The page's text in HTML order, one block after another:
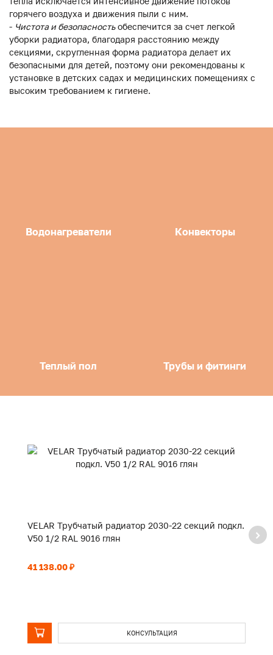
горячего воздуха и движения пыли с ним.
- Чистота и безопасностьобеспечится за счет легкой
уборки радиатора, благодаря расстоянию между
секциями, скругленная форма радиатора делает их
безопасными для детей, поэтому они рекомендованы к
установке в детских садах и медицинских помещениях с
высоким требованием к гигиене.
Водонагреватели Конвекторы
Теплый пол Трубы и фитинги
VELAR Трубчатый радиатор 2030-22 секций подкл.
V50 1/2 RAL 9016 глян
41 138.00 ₽
КОНСУЛЬТАЦИЯ